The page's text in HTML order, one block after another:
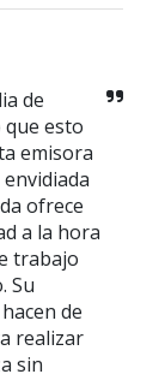
de
que esto
emisora
ofrece
a la hora
trabajo
Su
de
realizar
sin